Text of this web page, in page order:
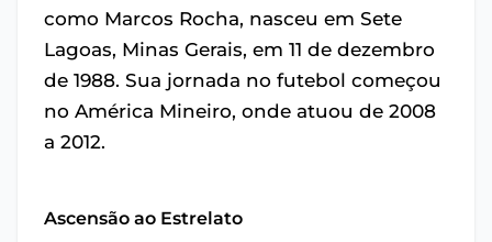
como Marcos Rocha, nasceu em Sete
Lagoas, Minas Gerais, em 11 de dezembro
de 1988. Sua jornada no futebol começou
no América Mineiro, onde atuou de 2008
a 2012.
Ascensão ao Estrelato